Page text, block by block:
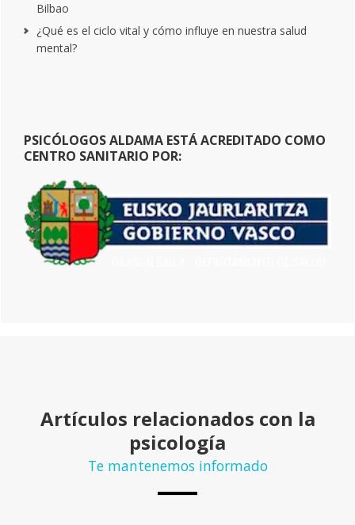
Bilbao
¿Qué es el ciclo vital y cómo influye en nuestra salud
mental?
PSICÓLOGOS ALDAMA ESTÁ ACREDITADO COMO
CENTRO SANITARIO POR:
Artículos relacionados con la
psicología
Te mantenemos informado